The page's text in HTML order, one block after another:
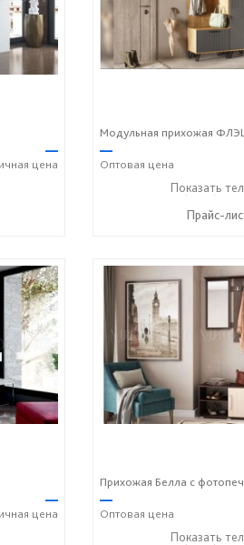
—
цена
Модульная прихожая
—
Оптовая цена
+7 (8412) 20-
Показать
Прайс-
—
цена
Прихожая Белла с
—
Оптовая цена
+7 (8412) 20-
Показать